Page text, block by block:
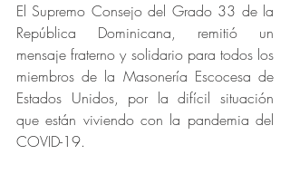
El Supremo Consejo del Grado 33 de la
República Dominicana, remitió un
mensaje fraterno y solidario para todos los
miembros de la Masonería Escocesa de
Estados Unidos, por la difícil situación
que están viviendo con la pandemia del
COVID-19.